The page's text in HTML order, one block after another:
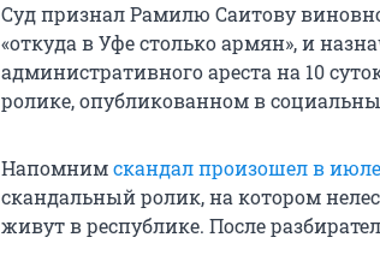
Суд признал Рамилю Саитову
«откуда в Уфе столько армян», и
административного ареста на 10
ролике, опубликованном в
Напомнимскандал произошел в июле
скандальный ролик, на котором
живут в республике. После